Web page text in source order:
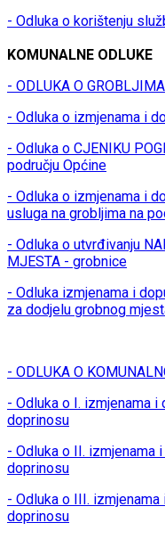
- Odluka o korištenju
KOMUNALNE ODLUKE
- ODLUKA O GROBLJIMA
- Odluka o izmjenama i
- Odluka o CJENIKU
području Općine
- Odluka o izmjenama i
usluga na grobljima na
- Odluka o utvrđivanju
MJESTA - grobnice
- Odluka izmjenama i
za dodjelu grobnog
- ODLUKA O
- Odluka o I. izmjenama i
doprinosu
- Odluka o II. izmjenama
doprinosu
- Odluka o III.
doprinosu